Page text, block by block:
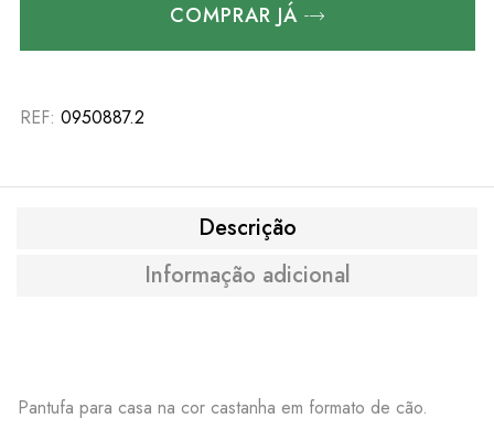
COMPRAR JÁ
REF: 0950887.2
Descrição
Informação adicional
Pantufa para casa na cor castanha em formato de cão.